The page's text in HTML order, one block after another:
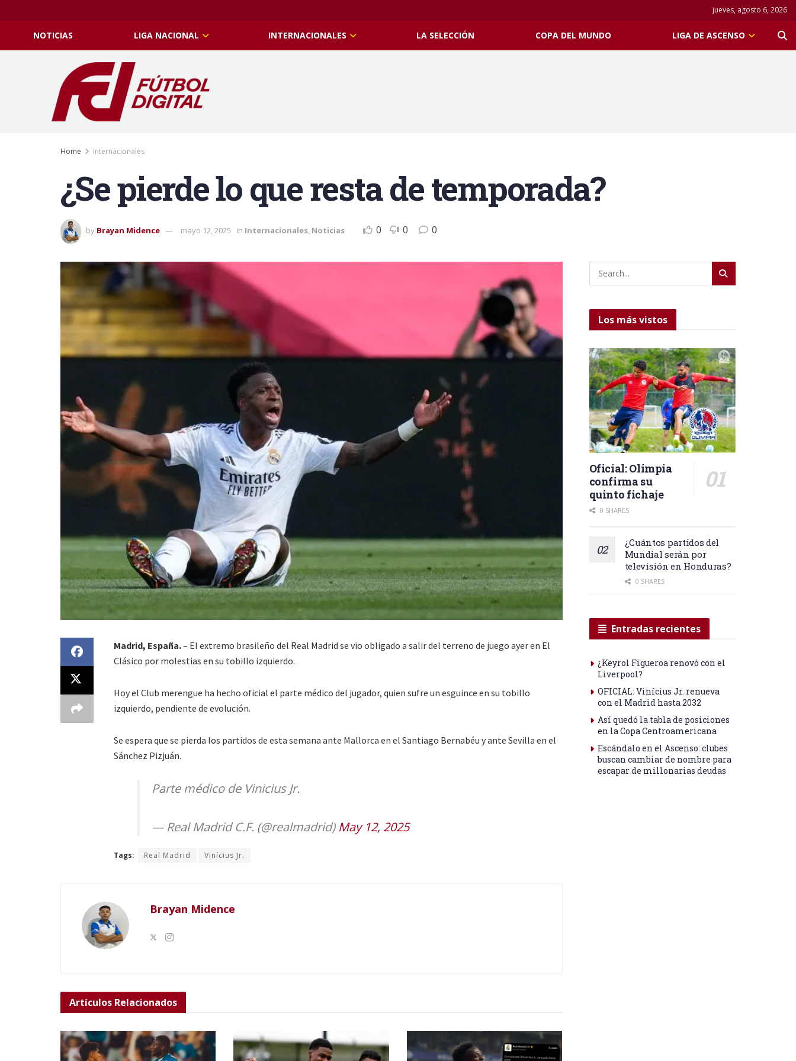
jueves, agosto 6, 2026
NOTICIAS LIGA NACIONAL INTERNACIONALES LA SELECCIÓN COPA DEL MUNDO LIGA DE ASCENSO
Home Internacionales
¿Se pierde lo que resta de temporada?
by Brayan Midence mayo 12, 2025 in Internacionales, Noticias 0 0 0
Madrid, España.– El extremo brasileño del Real Madrid se vio obligado a salir del terreno de juego ayer en El
Clásico por molestias en su tobillo izquierdo.
Hoy el Club merengue ha hecho oficial el parte médico del jugador, quien sufre un esguince en su tobillo
izquierdo, pendiente de evolución.
Se espera que se pierda los partidos de esta semana ante Mallorca en el Santiago Bernabéu y ante Sevilla en el
Sánchez Pizjuán.
Parte médico de Vinicius Jr.
— Real Madrid C.F. (@realmadrid) May 12, 2025
Tags: Real Madrid Vinícius Jr.
Brayan Midence
Artículos Relacionados
Los más vistos
Oficial: Olimpia
confirma su
quinto fichaje
0 SHARES
¿Cuántos partidos del
Mundial serán por
televisión en Honduras?
0 SHARES
Entradas recientes
¿Keyrol Figueroa renovó con el
Liverpool?
OFICIAL: Vinícius Jr. renueva
con el Madrid hasta 2032
Así quedó la tabla de posiciones
en la Copa Centroamericana
Escándalo en el Ascenso: clubes
buscan cambiar de nombre para
escapar de millonarias deudas